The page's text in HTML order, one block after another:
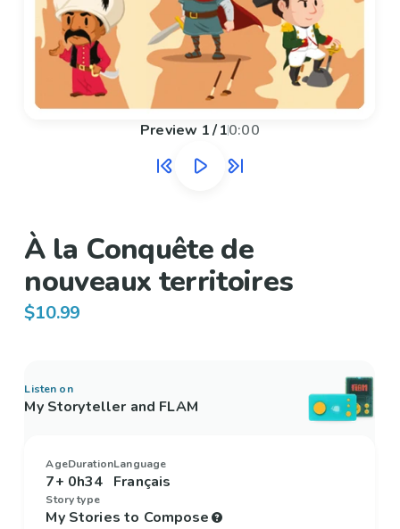
Preview 1/10:00
À la Conquête de
nouveaux territoires
$10.99
Listen on
My Storyteller and FLAM
Age
7+
Duration
0h34
Language
Français
Story type
My Stories to Compose